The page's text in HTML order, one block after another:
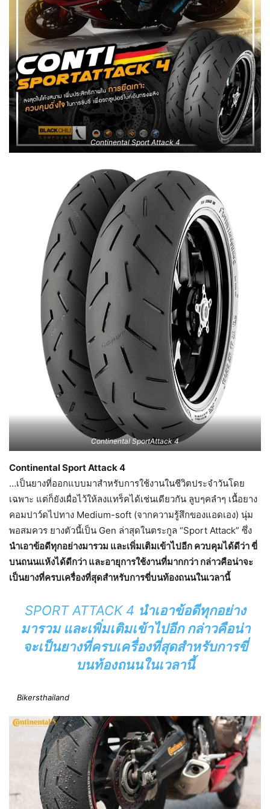
Continental Sport Attack 4
Continental SportAttack 4
Continental Sport Attack 4
…เป็นยางที่ออกแบบมาสำหรับการใช้งานในชีวิตประจำวันโดย
เฉพาะ แต่ก็ยังเผื่อไว้ให้ลงแทร็คได้เช่นเดียวกัน ลูบๆคลำๆ เนื้อยาง
คอมปาว์ดไปทาง Medium-soft (จากความรู้สึกของแอดเอง) นุ่ม
พอสมควร ยางตัวนี้เป็น Gen ล่าสุดในตระกูล “Sport Attack” ซึ่ง
นำเอาข้อดีทุกอย่างมารวม และเพิ่มเติมเข้าไปอีก ควบคุมได้ดีว่า ขี่
บนถนนแห้งได้ดีกว่า และอายุการใช้งานที่มากกว่า กล่าวคือน่าจะ
เป็นยางที่ครบเครื่องที่สุดสำหรับการขี่บนท้องถนนในเวลานี้
SPORT ATTACK 4 นำเอาข้อดีทุกอย่าง
มารวม และเพิ่มเติมเข้าไปอีก กล่าวคือน่า
จะเป็นยางที่ครบเครื่องที่สุดสำหรับการขี่
บนท้องถนนในเวลานี้
Bikersthailand